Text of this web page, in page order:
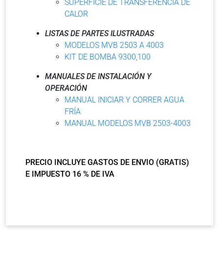
SUPERFICIE DE TRANSFERENCIA DE
CALOR
LISTAS DE PARTES ILUSTRADAS
MODELOS MVB 2503 A 4003
KIT DE BOMBA 9300,100
MANUALES DE INSTALACIÓN Y
OPERACIÓN
MANUAL INICIAR Y CORRER AGUA
FRÍA
MANUAL MODELOS MVB 2503-4003
PRECIO INCLUYE GASTOS DE ENVIO (GRATIS)
E IMPUESTO 16 % DE IVA